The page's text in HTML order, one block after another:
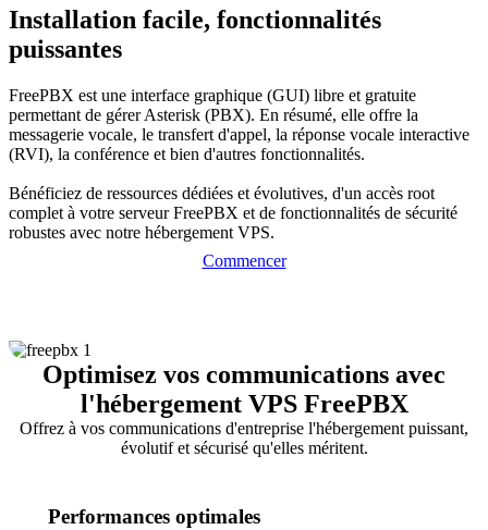
Installation facile, fonctionnalités
puissantes
FreePBX est une interface graphique (GUI) libre et gratuite
permettant de gérer Asterisk (PBX). En résumé, elle offre la
messagerie vocale, le transfert d'appel, la réponse vocale interactive
(RVI), la conférence et bien d'autres fonctionnalités.
Bénéficiez de ressources dédiées et évolutives, d'un accès root
complet à votre serveur FreePBX et de fonctionnalités de sécurité
robustes avec notre hébergement VPS.
Commencer
Optimisez vos communications avec
l'hébergement VPS FreePBX
Offrez à vos communications d'entreprise l'hébergement puissant,
évolutif et sécurisé qu'elles méritent.
Performances optimales